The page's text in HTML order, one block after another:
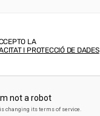
LA
I PROTECCIÓ DE DADES